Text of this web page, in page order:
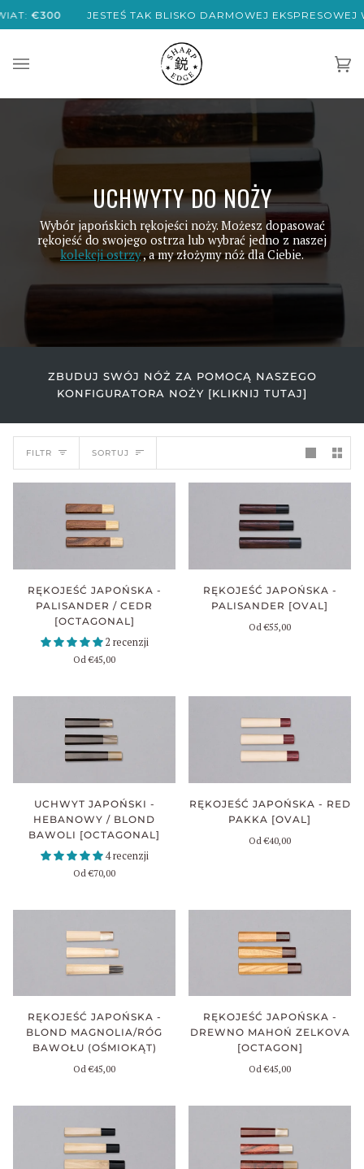
do
€300 JESTEŚ TAK BLISKO DARMOWEJ EKSPRESOWEJ
UCHWYTY DO NOŻY
Wybór japońskich rękojeści noży. Możesz dopasować
rękojeść do swojego ostrza lub wybrać jedno z naszej
kolekcji ostrzy, a my złożymy nóż dla Ciebie.
ZBUDUJ SWÓJ NÓŻ ZA POMOCĄ NASZEGO
KONFIGURATORA NOŻY [KLIKNIJ TUTAJ]
FILTR SORTUJ
SORTUJ
RĘKOJEŚĆ JAPOŃSKA -
PALISANDER / CEDR
[OCTAGONAL]
2 recenzji
Od€45,00
RĘKOJEŚĆ JAPOŃSKA -
PALISANDER [OVAL]
Od€55,00
UCHWYT JAPOŃSKI -
HEBANOWY / BLOND
BAWOLI [OCTAGONAL]
4 recenzji
Od€70,00
RĘKOJEŚĆ JAPOŃSKA - RED
PAKKA [OVAL]
Od€40,00
RĘKOJEŚĆ JAPOŃSKA -
BLOND MAGNOLIA/RÓG
BAWOŁU (OŚMIOKĄT)
Od€45,00
RĘKOJEŚĆ JAPOŃSKA -
DREWNO MAHOŃ ZELKOVA
[OCTAGON]
Od€45,00